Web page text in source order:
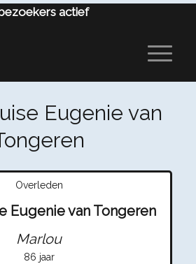
actief
Eugenie van
Overleden
Eugenie van Tongeren
Marlou
86 jaar